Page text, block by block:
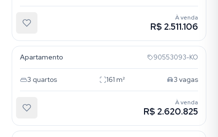
À venda
R$ 2.511.106
Apartamento 90553093-KO
3 quartos 161 m² 3 vagas
À venda
R$ 2.620.825